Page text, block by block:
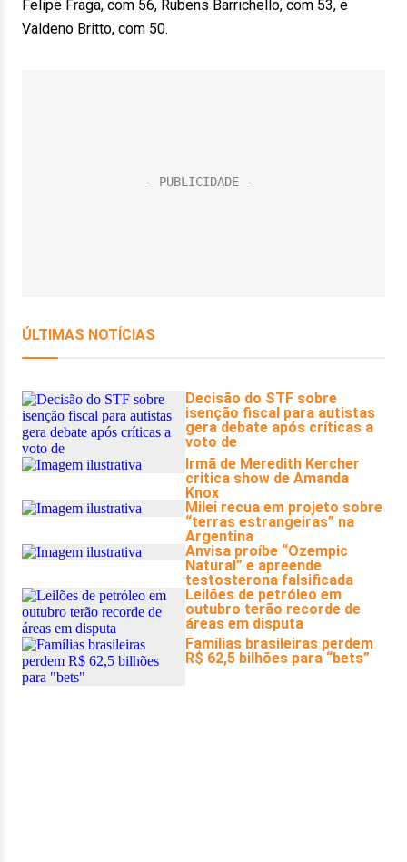
Felipe Fraga, com 56, Rubens Barrichello, com 53, e
Valdeno Britto, com 50.